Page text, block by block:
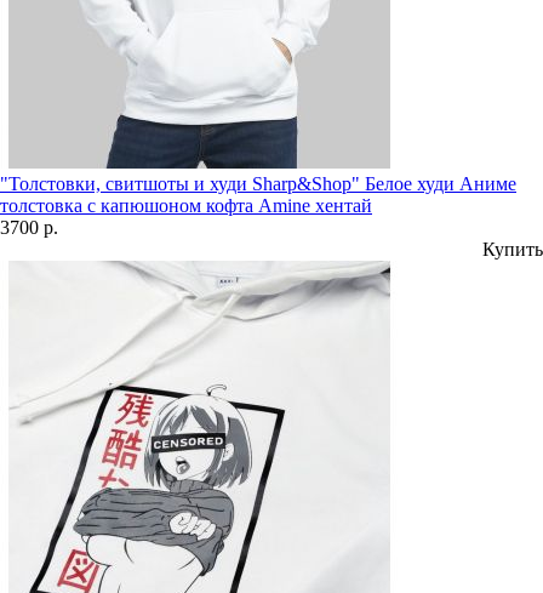
"Толстовки, свитшоты и худи Sharp&Shop" Белое худи Аниме
толстовка с капюшоном кофта Amine хентай
3700 р.
Купить